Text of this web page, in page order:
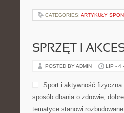
CATEGORIES: ARTYKUŁY
SPRZĘT I
POSTED BY ADMIN LIP - 4
Sport i aktywność fizyczna
sposób dbania o zdrowie,
tematyce stanowi